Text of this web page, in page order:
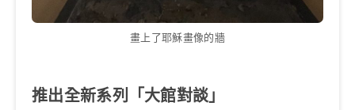
畫上了耶穌畫像的牆
推出全新系列「大館對談」